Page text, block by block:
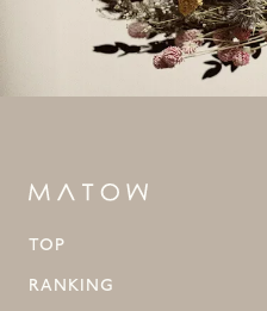
TOP
RANKING